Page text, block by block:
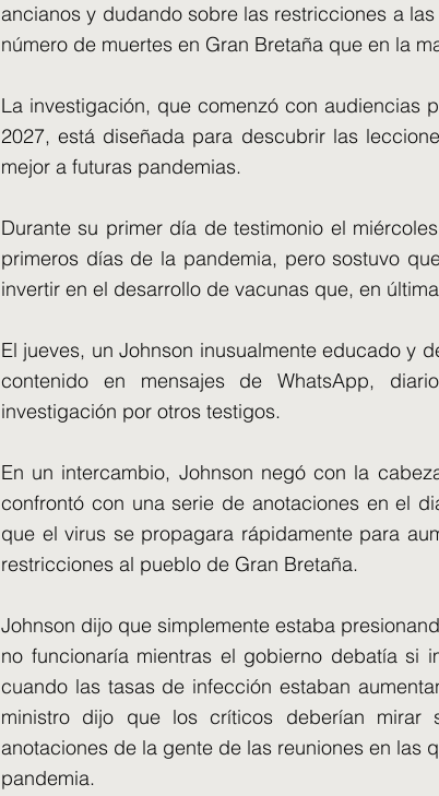
ancianos y dudando sobre las restricciones a
número de muertes en Gran Bretaña que en la
La investigación, que comenzó con audiencias
2027, está diseñada para descubrir las
mejor a futuras pandemias.
Durante su primer día de testimonio el
primeros días de la pandemia, pero sostuvo
invertir en el desarrollo de vacunas que, en
El jueves, un Johnson inusualmente educado y
contenido en mensajes de WhatsApp,
investigación por otros testigos.
En un intercambio, Johnson negó con la
confrontó con una serie de anotaciones en el
que el virus se propagara rápidamente para
restricciones al pueblo de Gran Bretaña.
Johnson dijo que simplemente estaba
no funcionaría mientras el gobierno debatía si
cuando las tasas de infección estaban
ministro dijo que los críticos deberían
anotaciones de la gente de las reuniones en las
pandemia.